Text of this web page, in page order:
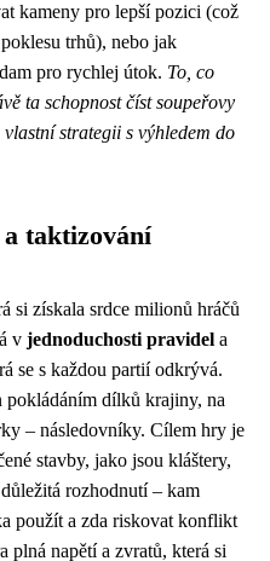
kameny pro lepší pozici (což
trhů), nebo jak
pro rychlej útok. To, co
ta schopnost číst soupeřovy
strategii s výhledem do
a taktizování
si získala srdce milionů hráčů
v jednoduchosti pravidel a
se s každou partií odkrývá.
pokládáním dílků krajiny, na
– následovníky. Cílem hry je
stavby, jako jsou kláštery,
rozhodnutí – kam
použít a zda riskovat konflikt
plná napětí a zvratů, která si